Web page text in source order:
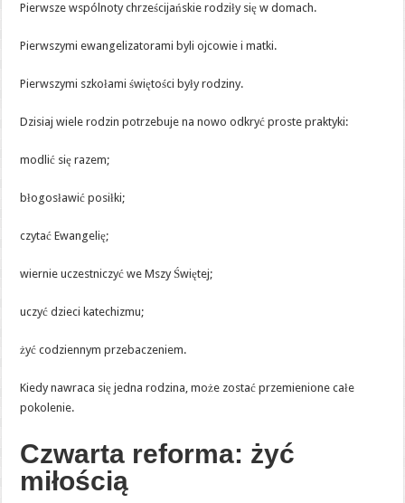
Pierwsze wspólnoty chrześcijańskie rodziły się w domach.
Pierwszymi ewangelizatorami byli ojcowie i matki.
Pierwszymi szkołami świętości były rodziny.
Dzisiaj wiele rodzin potrzebuje na nowo odkryć proste praktyki:
modlić się razem;
błogosławić posiłki;
czytać Ewangelię;
wiernie uczestniczyć we Mszy Świętej;
uczyć dzieci katechizmu;
żyć codziennym przebaczeniem.
Kiedy nawraca się jedna rodzina, może zostać przemienione całe
pokolenie.
Czwarta reforma: żyć
miłością